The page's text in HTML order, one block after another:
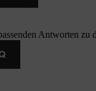
Antworten zu